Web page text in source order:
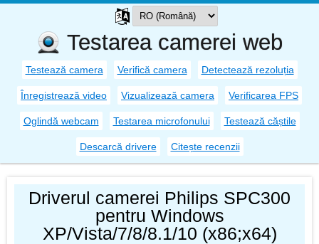
Testarea camerei web
Testează camera Verifică camera Detectează rezoluția
Înregistrează video Vizualizează camera Verificarea FPS
Oglindă webcam Testarea microfonului Testează căștile
Descarcă drivere Citește recenzii
Driverul camerei Philips SPC300
pentru Windows
XP/Vista/7/8/8.1/10 (x86;x64)